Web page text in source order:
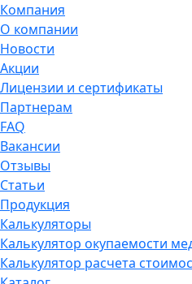
Компания
О компании
Новости
Акции
Лицензии и сертификаты
Партнерам
FAQ
Вакансии
Отзывы
Статьи
Продукция
Калькуляторы
Калькулятор окупаемости
Калькулятор расчета